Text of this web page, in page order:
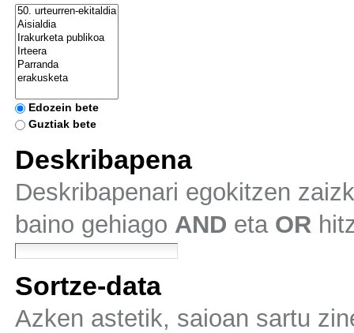
Edozein bete
Guztiak bete
Deskribapena
Deskribapenari egokitzen
baino gehiago AND eta OR
Sortze-data
Azken astetik, saioan sartu